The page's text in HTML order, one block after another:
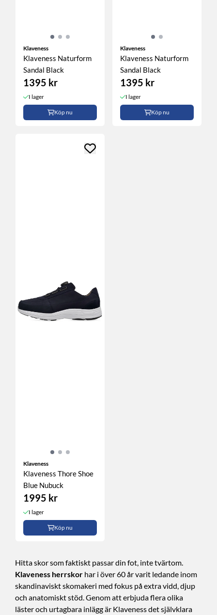
Klaveness
Klaveness Naturform
Sandal Black
1395 kr
I lager
Köp nu
Klaveness
Klaveness Naturform
Sandal Black
1395 kr
I lager
Köp nu
Klaveness
Klaveness Thore Shoe
Blue Nubuck
1995 kr
I lager
Köp nu
Hitta skor som faktiskt passar din fot, inte tvärtom.
Klaveness herrskor har i över 60 år varit ledande inom
skandinaviskt skomakeri med fokus på extra vidd, djup
och anatomiskt stöd. Genom att erbjuda flera olika
läster och urtagbara inlägg är Klaveness det självklara